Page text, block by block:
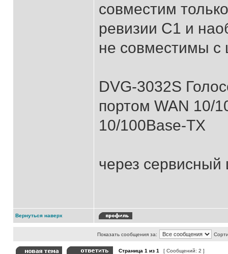
совместим
ревизии С1 и
не совместимы с
DVG-3032S
портом WAN 10/
10/100Base-TX
через сервисный
Вернуться наверх
Показать сообщения за:
Страница 1 из 1 [ Сообщений: 2 ]